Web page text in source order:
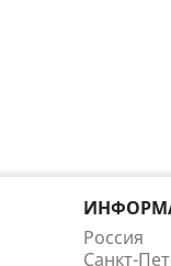
Россия
Санкт-